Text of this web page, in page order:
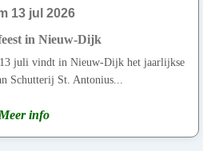
13 jul 2026
in Nieuw-Dijk
13 juli vindt in Nieuw-Dijk het jaarlijkse
Schutterij St. Antonius...
Meer info